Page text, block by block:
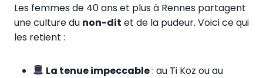
Les femmes de 40 ans et plus à Rennes partagent
une culture du non-dit et de la pudeur. Voici ce qui
les retient :
La tenue impeccable: au Ti Koz ou au